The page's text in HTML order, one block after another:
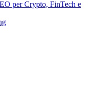
per Crypto, FinTech e